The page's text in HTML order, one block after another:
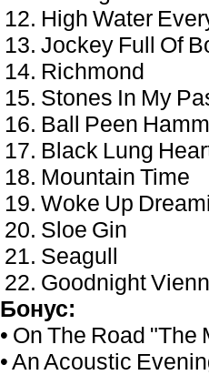
12. High Water
13. Jockey Full Of
14. Richmond
15. Stones In My
16. Ball Peen
17. Black Lung
18. Mountain Time
19. Woke Up
20. Sloe Gin
21. Seagull
22. Goodnight
Бонус:
• On The Road
• An Acoustic